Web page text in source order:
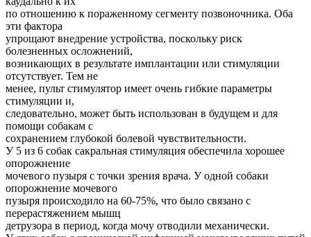
по отношению к пораженному сегменту позвоночника. Оба
эти фактора
упрощают внедрение устройства, поскольку риск
болезненных осложнений,
возникающих в результате имплантации или стимуляции
отсутствует. Тем не
менее, пульт стимулятор имеет очень гибкие параметры
стимуляции и,
следовательно, может быть использован в будущем и для
помощи собакам с
сохранением глубокой болевой чувствительности.
У 5 из 6 собак сакральная стимуляция обеспечила хорошее
опорожнение
мочевого пузыря с точки зрения врача. У одной собаки
опорожнение мочевого
пузыря происходило на 60-75%, что было связано с
перерастяжением мышц
детрузора в период, когда мочу отводили механически.